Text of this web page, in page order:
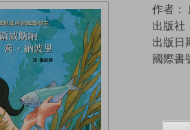
作者：
出版社
出版日
國際書